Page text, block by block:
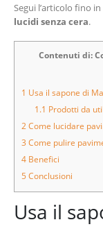
Segui l’articolo fino
lucidi senza cera.
Contenuti di:
1 Usa il sapone di
1.1 Prodotti da
2Come lucidare
3 Come pulire
4 Benefici
5Conclusioni
Usa il